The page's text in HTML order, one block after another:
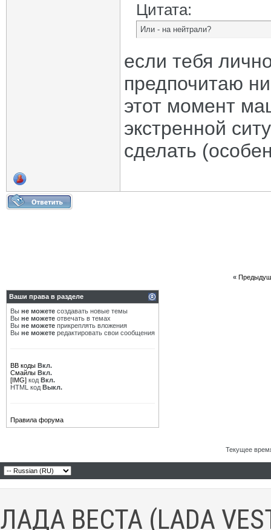
Цитата:
Или - на нейтрали?
если тебя
предпочитаю
этот момент
экстренной
сделать
«
Ваши права в разделе
Вы не можете создавать новые темы
Вы не можете отвечать в темах
Вы не можете прикреплять вложения
Вы не можете редактировать свои сообщения
BB коды Вкл.
Смайлы Вкл.
[IMG] код Вкл.
HTML код Выкл.
Правила форума
Текущее
ЛАДА ВЕСТА (LADA